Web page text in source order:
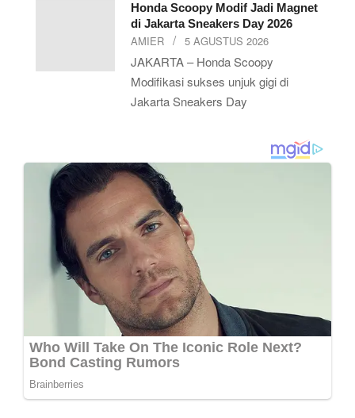
Honda Scoopy Modif Jadi Magnet
di Jakarta Sneakers Day 2026
AMIER 5 AGUSTUS 2026
JAKARTA – Honda Scoopy
Modifikasi sukses unjuk gigi di
Jakarta Sneakers Day